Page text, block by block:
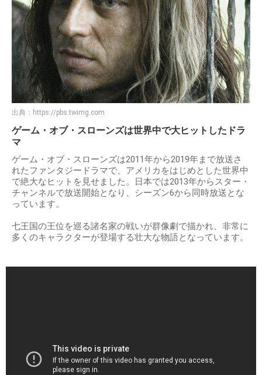
出典： https://pbs.twimg.com
ゲーム・オブ・スローンズは世界中で大ヒットしたドラ
マ
ゲーム・オブ・スローンズは2011年から2019年まで放送さ
れたファンタジードラマで、アメリカをはじめとした世界中
で絶大なヒットを見せました。日本では2013年からスター・
チャンネルで放送開始となり、シーズン6から同時放送とな
っています。
七王国の王位を巡る諸名家の戦いが群像劇で描かれ、非常に
多くのキャラクターが登場する壮大な物語となっています。